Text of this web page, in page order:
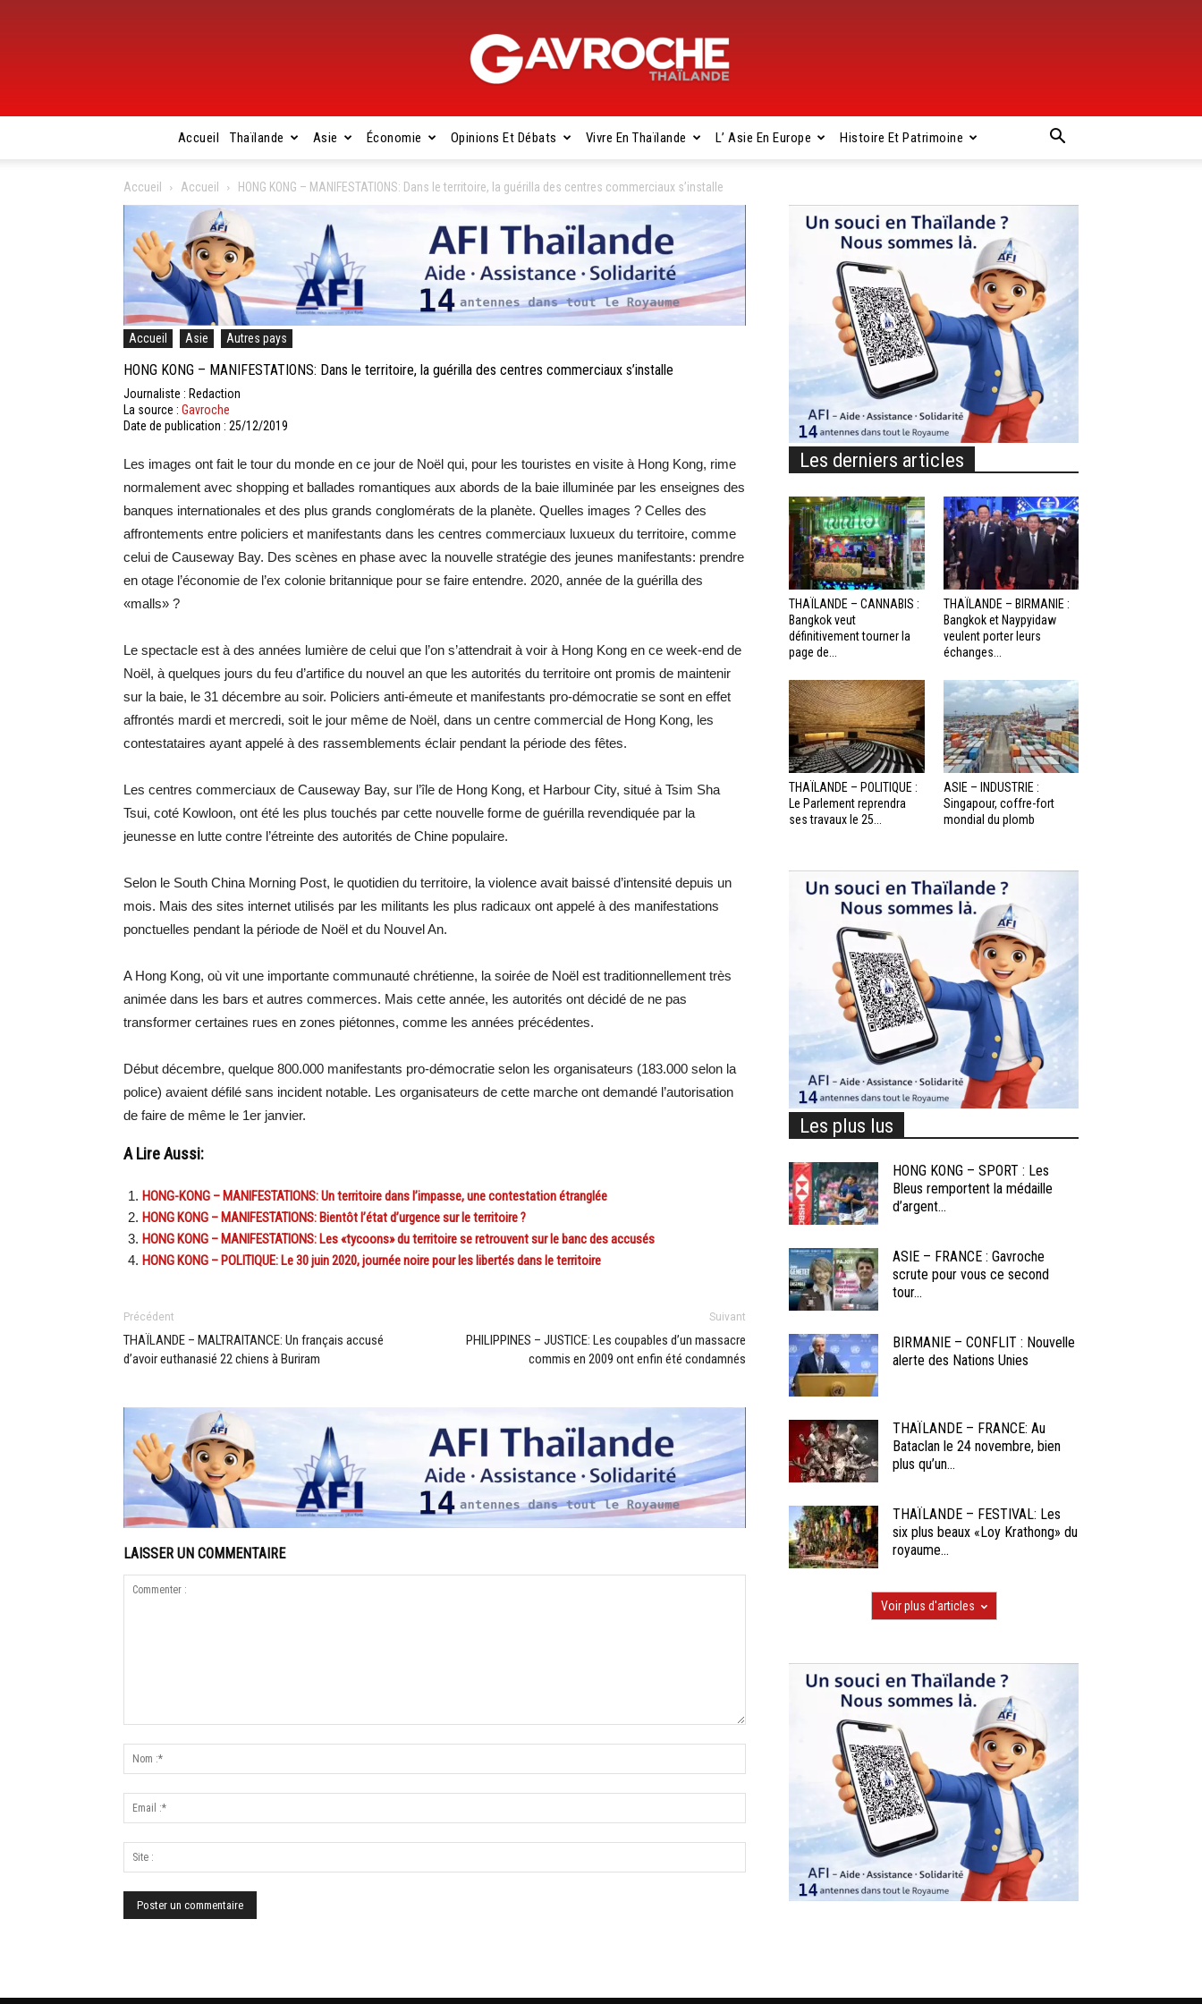
Gavroche
Thaïlande
Accueil Thaïlande Asie Économie Opinions Et Débats Vivre En Thaïlande L’ Asie En Europe Histoire Et Patrimoine
Accueil Accueil HONG KONG – MANIFESTATIONS: Dans le territoire, la guérilla des centres commerciaux s’installe
Accueil Asie Autres pays
HONG KONG – MANIFESTATIONS: Dans le territoire, la guérilla des centres commerciaux s’installe
Journaliste : Redaction
La source : Gavroche
Date de publication : 25/12/2019
Les images ont fait le tour du monde en ce jour de Noël qui, pour les touristes en visite à Hong Kong, rime
normalement avec shopping et ballades romantiques aux abords de la baie illuminée par les enseignes des
banques internationales et des plus grands conglomérats de la planète. Quelles images ? Celles des
affrontements entre policiers et manifestants dans les centres commerciaux luxueux du territoire, comme
celui de Causeway Bay. Des scènes en phase avec la nouvelle stratégie des jeunes manifestants: prendre
en otage l’économie de l’ex colonie britannique pour se faire entendre. 2020, année de la guérilla des
«malls» ?
Le spectacle est à des années lumière de celui que l’on s’attendrait à voir à Hong Kong en ce week-end de
Noël, à quelques jours du feu d’artifice du nouvel an que les autorités du territoire ont promis de maintenir
sur la baie, le 31 décembre au soir. Policiers anti-émeute et manifestants pro-démocratie se sont en effet
affrontés mardi et mercredi, soit le jour même de Noël, dans un centre commercial de Hong Kong, les
contestataires ayant appelé à des rassemblements éclair pendant la période des fêtes.
Les centres commerciaux de Causeway Bay, sur l’île de Hong Kong, et Harbour City, situé à Tsim Sha
Tsui, coté Kowloon, ont été les plus touchés par cette nouvelle forme de guérilla revendiquée par la
jeunesse en lutte contre l’étreinte des autorités de Chine populaire.
Selon le South China Morning Post, le quotidien du territoire, la violence avait baissé d’intensité depuis un
mois. Mais des sites internet utilisés par les militants les plus radicaux ont appelé à des manifestations
ponctuelles pendant la période de Noël et du Nouvel An.
A Hong Kong, où vit une importante communauté chrétienne, la soirée de Noël est traditionnellement très
animée dans les bars et autres commerces. Mais cette année, les autorités ont décidé de ne pas
transformer certaines rues en zones piétonnes, comme les années précédentes.
Début décembre, quelque 800.000 manifestants pro-démocratie selon les organisateurs (183.000 selon la
police) avaient défilé sans incident notable. Les organisateurs de cette marche ont demandé l’autorisation
de faire de même le 1er janvier.
A Lire Aussi:
HONG-KONG – MANIFESTATIONS: Un territoire dans l’impasse, une contestation étranglée
HONG KONG – MANIFESTATIONS: Bientôt l’état d’urgence sur le territoire ?
HONG KONG – MANIFESTATIONS: Les «tycoons» du territoire se retrouvent sur le banc des accusés
HONG KONG – POLITIQUE: Le 30 juin 2020, journée noire pour les libertés dans le territoire
Précédent
THAÏLANDE – MALTRAITANCE: Un français accusé
d’avoir euthanasié 22 chiens à Buriram
Suivant
PHILIPPINES – JUSTICE: Les coupables d’un massacre
commis en 2009 ont enfin été condamnés
LAISSER UN COMMENTAIRE
Les derniers articles
THAÏLANDE – CANNABIS :
Bangkok veut
définitivement tourner la
page de...
THAÏLANDE – BIRMANIE :
Bangkok et Naypyidaw
veulent porter leurs
échanges...
THAÏLANDE – POLITIQUE :
Le Parlement reprendra
ses travaux le 25...
ASIE – INDUSTRIE :
Singapour, coffre-fort
mondial du plomb
Les plus lus
HONG KONG – SPORT : Les
Bleus remportent la médaille
d’argent...
ASIE – FRANCE : Gavroche
scrute pour vous ce second
tour...
BIRMANIE – CONFLIT : Nouvelle
alerte des Nations Unies
THAÏLANDE – FRANCE: Au
Bataclan le 24 novembre, bien
plus qu’un...
THAÏLANDE – FESTIVAL: Les
six plus beaux «Loy Krathong» du
royaume...
Voir plus d'articles